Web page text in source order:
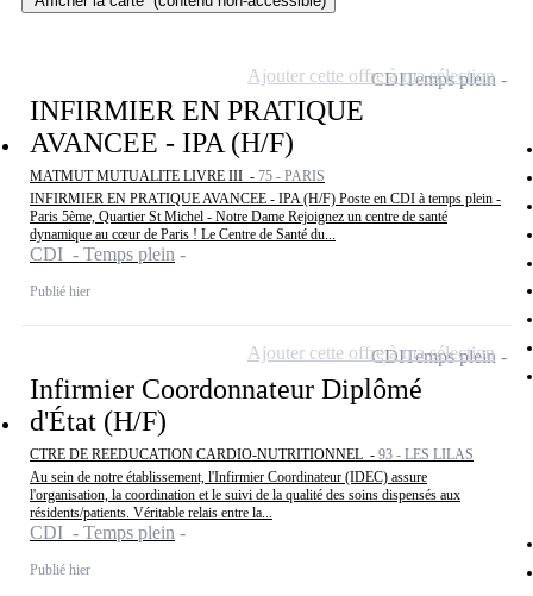
INFIRMIER EN PRATIQUE
AVANCEE - IPA (H/F)
MATMUT MUTUALITE LIVRE III - 75 - PARIS
INFIRMIER EN PRATIQUE AVANCEE - IPA (H/F) Poste en CDI à temps plein -
Paris 5ème, Quartier St Michel - Notre Dame Rejoignez un centre de santé
dynamique au cœur de Paris ! Le Centre de Santé du...
CDI - Temps plein
Publié hier
CDITemps plein
Ajouter cette offre à ma sélection
Infirmier Coordonnateur Diplômé
d'État (H/F)
CTRE DE REEDUCATION CARDIO-NUTRITIONNEL - 93 - LES LILAS
Au sein de notre établissement, l'Infirmier Coordinateur (IDEC) assure
l'organisation, la coordination et le suivi de la qualité des soins dispensés aux
résidents/patients. Véritable relais entre la...
CDI - Temps plein
Publié hier
CDITemps plein
Ajouter cette offre à ma sélection